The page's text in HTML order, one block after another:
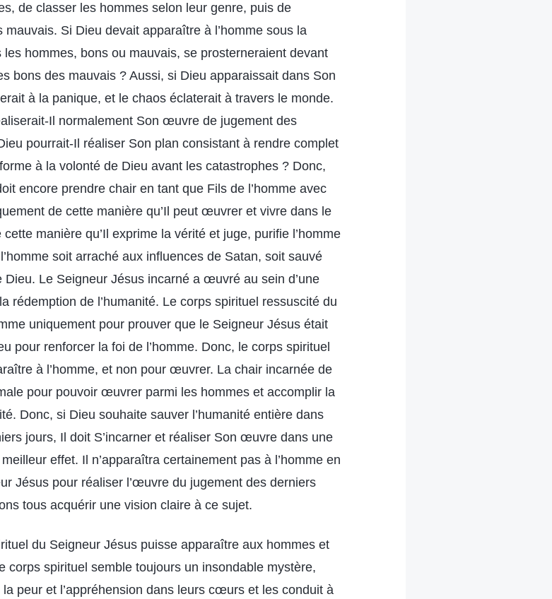
de classer les hommes selon leur genre, puis de
Si Dieu devait apparaître à l’homme sous la
hommes, bons ou mauvais, se prosterneraient devant
bons des mauvais ? Aussi, si Dieu apparaissait dans Son
à la panique, et le chaos éclaterait à travers le monde.
Il normalement Son œuvre de jugement des
pourrait-Il réaliser Son plan consistant à rendre complet
à la volonté de Dieu avant les catastrophes ? Donc,
encore prendre chair en tant que Fils de l’homme avec
de cette manière qu’Il peut œuvrer et vivre dans le
manière qu’Il exprime la vérité et juge, purifie l’homme
soit arraché aux influences de Satan, soit sauvé
Le Seigneur Jésus incarné a œuvré au sein d’une
rédemption de l’humanité. Le corps spirituel ressuscité du
uniquement pour prouver que le Seigneur Jésus était
pour renforcer la foi de l’homme. Donc, le corps spirituel
à l’homme, et non pour œuvrer. La chair incarnée de
pour pouvoir œuvrer parmi les hommes et accomplir la
Donc, si Dieu souhaite sauver l’humanité entière dans
jours, Il doit S’incarner et réaliser Son œuvre dans une
effet. Il n’apparaîtra certainement pas à l’homme en
Jésus pour réaliser l’œuvre du jugement des derniers
tous acquérir une vision claire à ce sujet.
du Seigneur Jésus puisse apparaître aux hommes et
corps spirituel semble toujours un insondable mystère,
peur et l’appréhension dans leurs cœurs et les conduit à